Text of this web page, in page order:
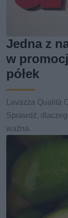
Jedna z
w
półek
Lavazza Qualità
Sprawdź,
ważna.